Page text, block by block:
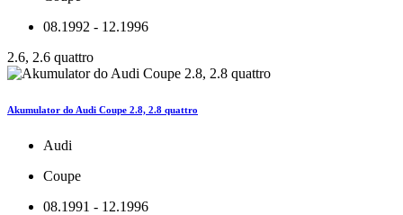
08.1992 - 12.1996
2.6, 2.6 quattro
Akumulator do Audi Coupe 2.8, 2.8 quattro
Audi
Coupe
08.1991 - 12.1996